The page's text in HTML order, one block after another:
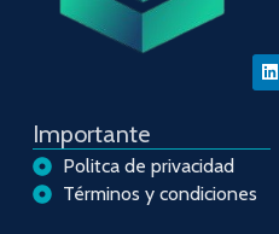
Importante
Politca de privacidad
Términos y condiciones